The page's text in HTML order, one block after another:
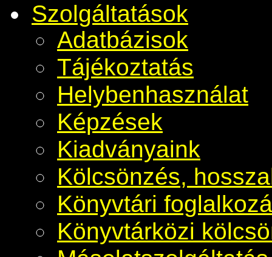
Szolgáltatások
Adatbázisok
Tájékoztatás
Helybenhasználat
Képzések
Kiadványaink
Kölcsönzés,
Könyvtári
Könyvtárközi